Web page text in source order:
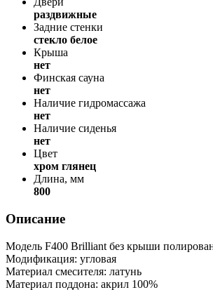
раздвижные
Задние стенки
стекло белое
Крыша
нет
Финская сауна
нет
Наличие гидромассажа
нет
Наличие сиденья
нет
Цвет
хром глянец
Длина, мм
800
Описание
Модель F400 Brilliant без крыши
Модификация: угловая
Материал смесителя: латунь
Материал поддона: акрил 100%